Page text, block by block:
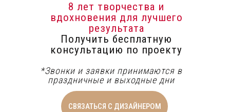
СВЯЗАТЬСЯ С ДИЗАЙНЕРОМ
*Звонки и заявки принимаются в
праздничные и выходные дни
8 лет творчества и
вдохновения для лучшего
результата
Получить бесплатную
консультацию по проекту